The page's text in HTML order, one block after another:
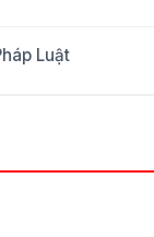
Luật